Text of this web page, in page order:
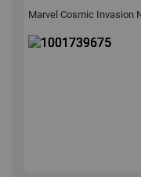
Marvel Cosmic Invasion